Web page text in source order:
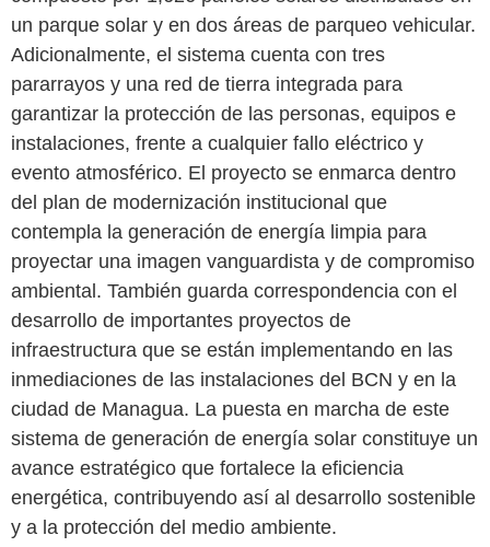
un parque solar y en dos áreas de parqueo vehicular.
Adicionalmente, el sistema cuenta con tres
pararrayos y una red de tierra integrada para
garantizar la protección de las personas, equipos e
instalaciones, frente a cualquier fallo eléctrico y
evento atmosférico. El proyecto se enmarca dentro
del plan de modernización institucional que
contempla la generación de energía limpia para
proyectar una imagen vanguardista y de compromiso
ambiental. También guarda correspondencia con el
desarrollo de importantes proyectos de
infraestructura que se están implementando en las
inmediaciones de las instalaciones del BCN y en la
ciudad de Managua. La puesta en marcha de este
sistema de generación de energía solar constituye un
avance estratégico que fortalece la eficiencia
energética, contribuyendo así al desarrollo sostenible
y a la protección del medio ambiente.